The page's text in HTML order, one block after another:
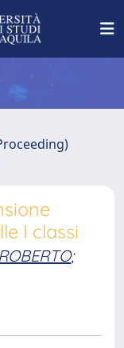
I classi
;